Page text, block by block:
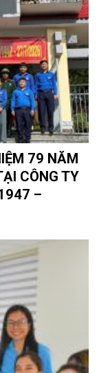
79 NĂM
CÔNG TY
–